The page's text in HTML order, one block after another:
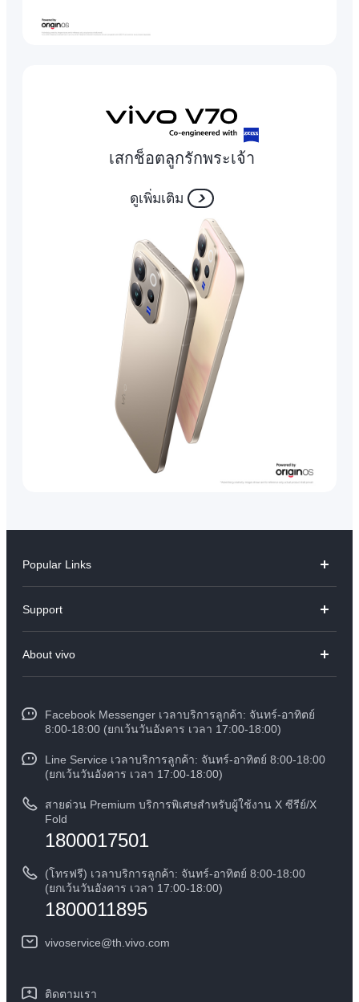
เสกช็อตลูกรักพระเจ้า
ดูเพิ่มเติม
Popular Links
X300
Y31 5G
Support
Funtouch OS
สอบถามเกี่ยวกับราคาอะไหล่
การตรวจยืนยันหมายเลข IMEI
คำแนะนำเกี่ยวกับบัตรรับประกันของ vivo
ดาวน์โหลด LUTs สำหรับการคืนค่า Log
About vivo
ข้อมูลข่าว
สมัครงานที่ vivo
ข้อกฏหมาย
เกี่ยวกับเรา
ศูนย์ความเป็นส่วนตัวของวีโว่
ความยั่งยืน
Facebook Messenger เวลาบริการลูกค้า: จันทร์-อาทิตย์
8:00-18:00 (ยกเว้นวันอังคาร เวลา 17:00-18:00)
Line Service เวลาบริการลูกค้า: จันทร์-อาทิตย์ 8:00-18:00
(ยกเว้นวันอังคาร เวลา 17:00-18:00)
สายด่วน Premium บริการพิเศษสำหรับผู้ใช้งาน X ซีรีย์/X
Fold
1800017501
(โทรฟรี) เวลาบริการลูกค้า: จันทร์-อาทิตย์ 8:00-18:00
(ยกเว้นวันอังคาร เวลา 17:00-18:00)
1800011895
vivoservice@th.vivo.com
ติดตามเรา